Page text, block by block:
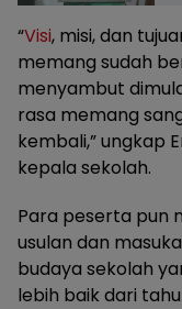
“Visi, misi, dan
memang sudah
menyambut
rasa memang
kembali,” ungkap
kepala sekolah.
Para peserta pun
usulan dan
budaya sekolah
lebih baik dari